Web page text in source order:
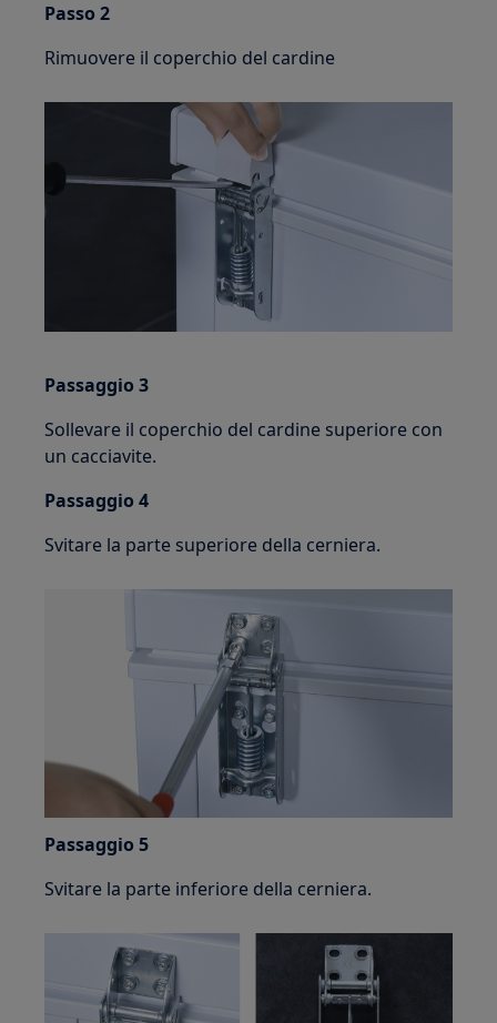
Passo 2
Rimuovere il coperchio del cardine
Passaggio 3
Sollevare il coperchio del cardine superiore con
un cacciavite.
Passaggio 4
Svitare la parte superiore della cerniera.
Passaggio 5
Svitare la parte inferiore della cerniera.